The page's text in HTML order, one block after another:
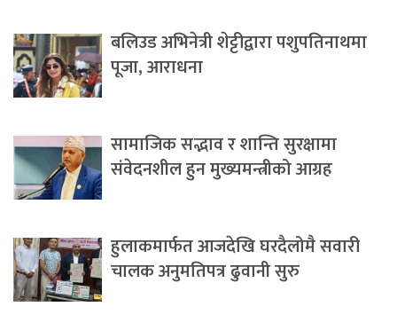
बलिउड अभिनेत्री शेट्टीद्वारा पशुपतिनाथमा
पूजा, आराधना
सामाजिक सद्भाव र शान्ति सुरक्षामा
संवेदनशील हुन मुख्यमन्त्रीको आग्रह
हुलाकमार्फत आजदेखि घरदैलोमै सवारी
चालक अनुमतिपत्र ढुवानी सुरु